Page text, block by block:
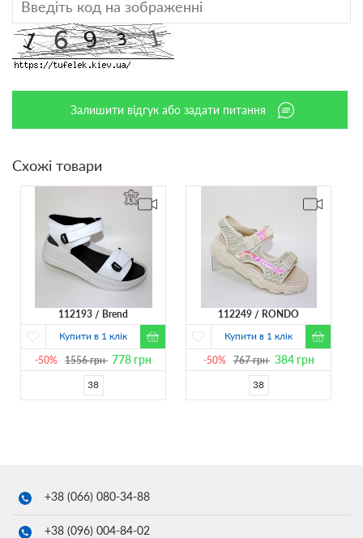
Залишити відгук або задати питання
Схожі товари
112193
Brend
Купити в 1 клік
-50% 1556грн 778 грн
38
112249
RONDO
Купити в 1 клік
-50% 767грн 384грн
38
+38 (066) 080-34-88
+38 (096) 004-84-02